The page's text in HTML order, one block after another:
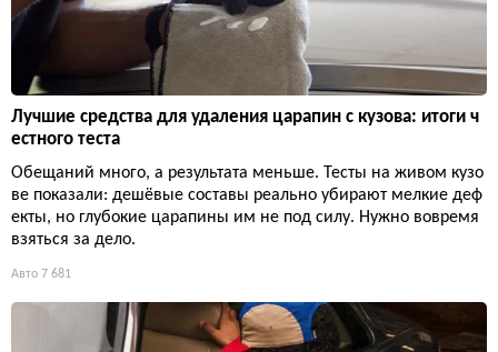
Лучшие средства для удаления царапин с кузова: итоги ч
естного теста
Обещаний много, а результата меньше. Тесты на живом кузо
ве показали: дешёвые составы реально убирают мелкие деф
екты, но глубокие царапины им не под силу. Нужно вовремя
взяться за дело.
Авто 7 681